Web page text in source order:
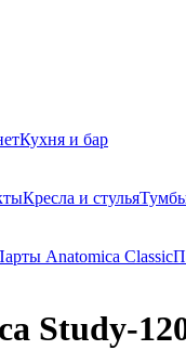
Кухня и бар
Кресла и стулья
Anatomica Classic
Study-